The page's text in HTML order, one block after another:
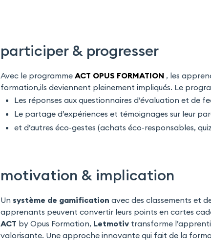
participer & progresser
Avec le programme ACT OPUS FORMATION , les
formation,ils deviennent pleinement impliqués. Le
Les réponses aux questionnaires d’évaluation et de
Le partage d’expériences et témoignages sur leur
et d’autres éco-gestes (achats éco-responsables,
motivation & implication
Un système de gamification avec des classements et
apprenants peuvent convertir leurs points en cartes
ACT by Opus Formation, Letmotiv transforme
valorisante. Une approche innovante qui fait de la